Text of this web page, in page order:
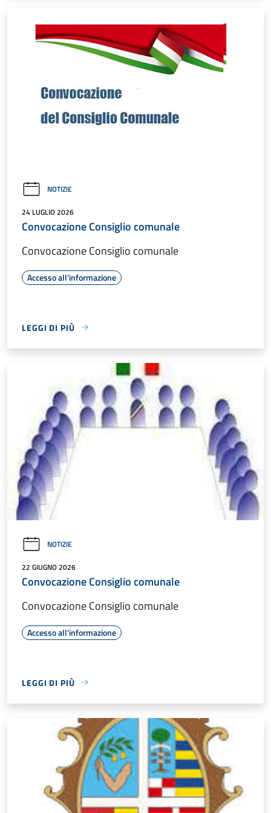
NOTIZIE
24 LUGLIO 2026
Convocazione Consiglio comunale
Convocazione Consiglio comunale
Accesso all'informazione
LEGGI DI PIÙ
NOTIZIE
22 GIUGNO 2026
Convocazione Consiglio comunale
Convocazione Consiglio comunale
Accesso all'informazione
LEGGI DI PIÙ